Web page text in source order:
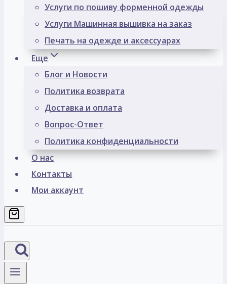
Услуги по пошиву форменной одежды
Услуги Машинная вышивка на заказ
Печать на одежде и аксессуарах
Еще
Блог и Новости
Политика возврата
Доставка и оплата
Вопрос-Ответ
Политика конфиденциальности
О нас
Контакты
Мои аккаунт